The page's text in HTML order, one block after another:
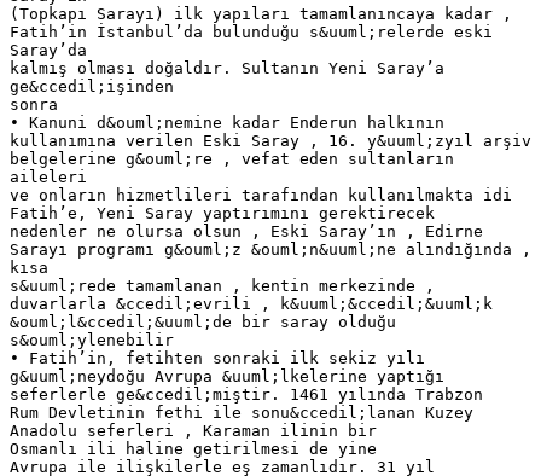
(Topkapı Sarayı) ilk yapıları tamamlanıncaya kadar ,
Fatih’in İstanbul’da bulunduğu s&uuml;relerde eski
Saray’da
kalmış olması doğaldır. Sultanın Yeni Saray’a
ge&ccedil;işinden
sonra
• Kanuni d&ouml;nemine kadar Enderun halkının
kullanımına verilen Eski Saray , 16. y&uuml;zyıl arşiv
belgelerine g&ouml;re , vefat eden sultanların
aileleri
ve onların hizmetlileri tarafından kullanılmakta idi
Fatih’e, Yeni Saray yaptırımını gerektirecek
nedenler ne olursa olsun , Eski Saray’ın , Edirne
Sarayı programı g&ouml;z &ouml;n&uuml;ne alındığında ,
kısa
s&uuml;rede tamamlanan , kentin merkezinde ,
duvarlarla &ccedil;evrili , k&uuml;&ccedil;&uuml;k
&ouml;l&ccedil;&uuml;de bir saray olduğu
s&ouml;ylenebilir
• Fatih’in, fetihten sonraki ilk sekiz yılı
g&uuml;neydoğu Avrupa &uuml;lkelerine yaptığı
seferlerle ge&ccedil;miştir. 1461 yılında Trabzon
Rum Devletinin fethi ile sonu&ccedil;lanan Kuzey
Anadolu seferleri , Karaman ilinin bir
Osmanlı ili haline getirilmesi de yine
Avrupa ile ilişkilerle eş zamanlıdır. 31 yıl